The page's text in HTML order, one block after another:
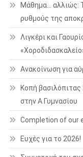
Μάθημα… αλλιώς:
ρυθμούς της
Λιγκέρι και
Ανακοίνωση για
Κοπή
στην Α Γυμνασίου
Completion of our
Ευχές για το 2026!